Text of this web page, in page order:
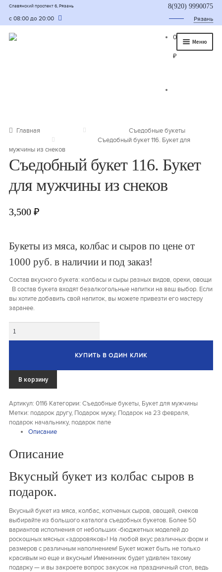
Славянский проспект 6, Рязань
с 08:00 до 20:00
8(920) 9990075
Рязань
Меню
Букет из фруктов и овощей
Сладкие букеты из конфет
Букеты из сухофруктов и орехов
Овощные букеты
Букет учителю
Съедобные Корзины
Букеты из раков и рыбы
Контакты
0
₽
Главная
Съедобные букеты
Съедобный букет 116. Букет для
мужчины из снеков
Съедобный букет 116. Букет
для мужчины из снеков
3,500₽
Букеты из мяса, колбас и сыров по цене от
1000 руб. в наличии и под заказ!
Состав вкусного букета: колбасы и сыры разных видов, орехи, овощи
В состав букета входят безалкогольные напитки на ваш выбор. Если
вы хотите добавить свой напиток, вы можете привезти его мастеру
заранее.
КУПИТЬ В ОДИН КЛИК
В корзину
Артикул:0116 Категории:Съедобные букеты, Букет для мужчины
Метки: подарок другу, Подарок мужу, Подарок на 23 февраля,
подарок начальнику, подарок папе
Описание
Описание
Вкусный букет из колбас сыров в
подарок.
Вкусный букет из мяса, колбас, копченых сыров, овощей, снеков
выбирайте из большого каталога съедобных букетов. Более 50
вариантов исполнения от небольших -бюджетных моделей до
роскошных мясных «здоровяков»! На любой вкус различных форм и
размеров с различным наполнением! Букет может быть не только
красивым но еще и вкусным! Именинник будет удивлен такому
подарку — и вы закроете вопрос закусок на праздничный стол, ведь